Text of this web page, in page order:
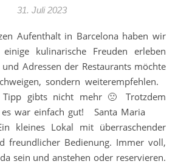
31. Juli 2023
kulinarische Freuden erleben
Adressen der Restaurants möchte
sondern weiterempfehlen.
Tipp gibts nicht mehr 🙁 Trotzdem
es war einfach gut! Santa Maria
kleines Lokal mit überraschender
freundlicher Bedienung. Immer voll,
sein und anstehen oder reservieren.